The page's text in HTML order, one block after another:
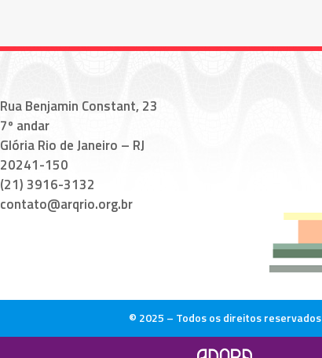
Rua Benjamin Constant, 23
7º andar
Glória Rio de Janeiro – RJ
20241-150
(21) 3916-3132
contato@arqrio.org.br
© 2025 – Todos os direitos reservados